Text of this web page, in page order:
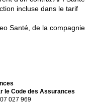
incluse dans le tarif
Santé, de la compagnie
le Code des Assurances
027 969